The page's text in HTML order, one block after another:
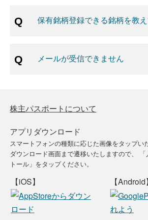
保有銘柄登録できる銘柄を教
メールが受信できません
株主パスポートについて
アプリダウンロード
スマートフォンの種類に応じた画像をタップい
ダウンロード画面まで遷移いたしますので、
トール」をタップください。
【iOS】 【Android】